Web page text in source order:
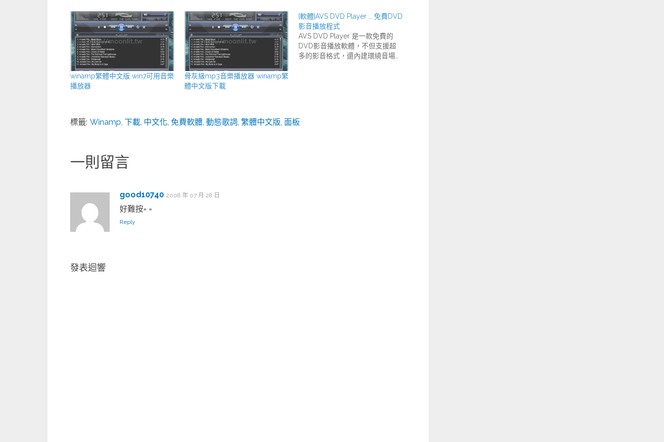
winamp繁體中文版 win7可用音樂
播放器
骨灰級mp3音樂播放器 winamp繁
體中文版下載
[軟體]AVS DVD Player … 免費DVD
影音播放程式
AVS DVD Player 是一款免費的
DVD影音播放軟體，不但支援超
多的影音格式，還內建環繞音場…
標籤: Winamp 下載 中文化 免費軟體 動態歌詞 繁體中文版 面板
一則留言
good10740 2008 年 07 月 28 日
好難按= =
Reply
發表迴響